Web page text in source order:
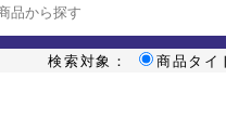
検索対象： 商品タイ